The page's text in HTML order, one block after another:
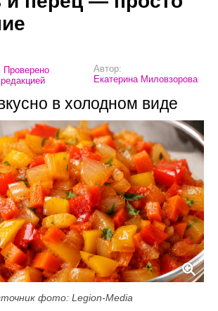
Проверено
редакцией
Автор:
Екатерина Миловзорова
в холодном виде
фото: Legion-Media